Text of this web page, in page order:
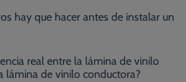
hay que hacer antes de instalar un
real entre la lámina de vinilo
lámina de vinilo conductora?